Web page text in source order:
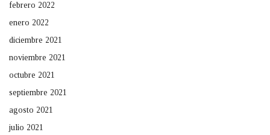
febrero 2022
enero 2022
diciembre 2021
noviembre 2021
octubre 2021
septiembre 2021
agosto 2021
julio 2021